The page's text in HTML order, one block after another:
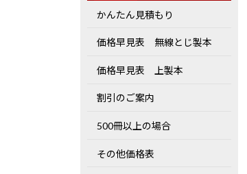
かんたん見積もり
価格早見表 無線とじ製本
価格早見表 上製本
割引のご案内
500冊以上の場合
その他価格表